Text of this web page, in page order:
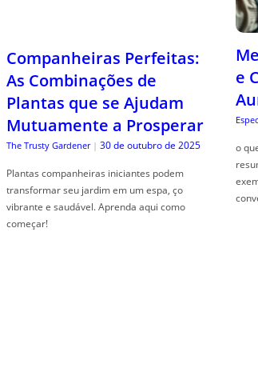
Companheiras Perfeitas:
As Combinações de
Plantas que se Ajudam
Mutuamente a Prosperar
The Trusty Gardener | 30 de outubro de 2025
Plantas companheiras iniciantes podem
transformar seu jardim em um espa, ço
vibrante e saudável. Aprenda aqui como
começar!
e
o